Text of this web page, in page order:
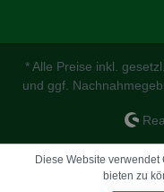
* Alle Preise inkl.
und ggf.
Diese Website
bieten zu